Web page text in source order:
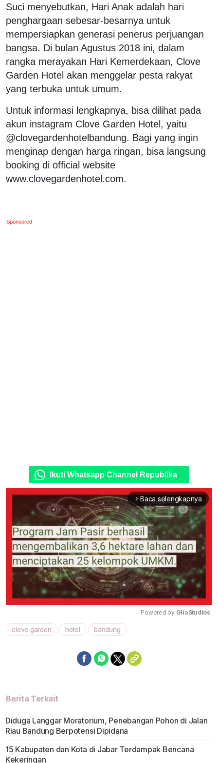
Suci menyebutkan, Hari Anak adalah hari
penghargaan sebesar-besarnya untuk
mempersiapkan generasi penerus perjuangan
bangsa. Di bulan Agustus 2018 ini, dalam
rangka merayakan Hari Kemerdekaan, Clove
Garden Hotel akan menggelar pesta rakyat
yang terbuka untuk umum.
Untuk informasi lengkapnya, bisa dilihat pada
akun instagram Clove Garden Hotel, yaitu
@clovegardenhotelbandung. Bagi yang ingin
menginap dengan harga ringan, bisa langsung
booking di official website
www.clovegardenhotel.com.
Sponsored
Ikuti Whatsapp Channel Republika
arrow_forward_ios Baca selengkapnya
Powered by GliaStudios
clove garden hotel bandung
Berita Terkait
Diduga Langgar Moratorium, Penebangan Pohon di Jalan
Riau Bandung Berpotensi Dipidana
15 Kabupaten dan Kota di Jabar Terdampak Bencana
Kekeringan